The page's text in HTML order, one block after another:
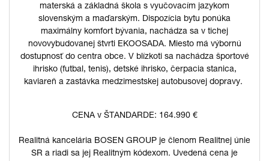
materská a základná škola s vyučovacím jazykom
slovenským a maďarským. Dispozícia bytu ponúka
maximálny komfort bývania, nachádza sa v tichej
novovybudovanej štvrti EKOOSADA. Miesto má výbornú
dostupnosť do centra obce. V blízkoti sa nachádza športové
ihrisko (futbal, tenis), detské ihrisko, čerpacia stanica,
kaviareň a zastávka medzimestskej autobusovej dopravy.
CENA v ŠTANDARDE: 164.990 €
Realitná kancelária BOSEN GROUP je členom Realitnej únie
SR a riadi sa jej Realitným kódexom. Uvedená cena je